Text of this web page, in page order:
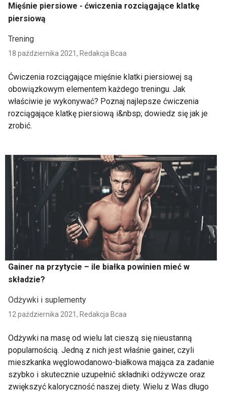
Mięśnie piersiowe - ćwiczenia rozciągające klatkę
piersiową
Trening
18 października 2021, Redakcja Bcaa
Ćwiczenia rozciągające mięśnie klatki piersiowej są
obowiązkowym elementem każdego treningu. Jak
właściwie je wykonywać? Poznaj najlepsze ćwiczenia
rozciągające klatkę piersiową i&nbsp; dowiedz się jak je
zrobić.
Gainer na przytycie – ile białka powinien mieć w
składzie?
Odżywki i suplementy
12 października 2021, Redakcja Bcaa
Odżywki na masę od wielu lat cieszą się nieustanną
popularnością. Jedną z nich jest właśnie gainer, czyli
mieszkanka węglowodanowo-białkowa mająca za zadanie
szybko i skutecznie uzupełnić składniki odżywcze oraz
zwiększyć kaloryczność naszej diety. Wielu z Was długo